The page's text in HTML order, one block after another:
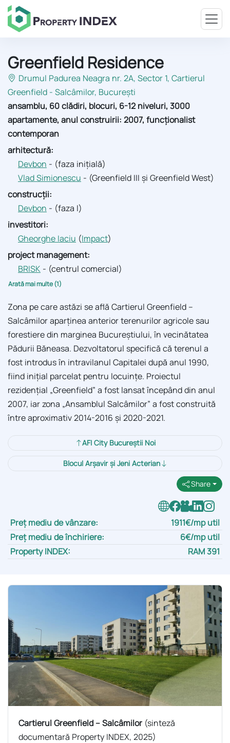
Greenfield Residence
Drumul Padurea Neagra nr. 2A, Sector 1, Cartierul
Greenfield - Salcâmilor, București
ansamblu, 60 clădiri, blocuri, 6-12 niveluri, 3000
apartamente, anul construirii: 2007, funcționalist
contemporan
arhitectură:
Devbon - (faza inițială)
Vlad Simionescu - (Greenfield III și Greenfield West)
construcții:
Devbon - (faza I)
investitori:
Gheorghe Iaciu (Impact)
project management:
BRISK - (centrul comercial)
Arată mai multe (1)
Zona pe care astăzi se află Cartierul Greenfield –
Salcâmilor aparţinea anterior terenurilor agricole sau
forestiere din marginea Bucureştiului, în vecinătatea
Pădurii Băneasa. Dezvoltatorul specifică că terenul a
fost introdus în intravilanul Capitalei după anul 1990,
fiind iniţial parcelat pentru locuinţe. Proiectul
rezidenţial „Greenfield” a fost lansat începând din anul
2007, iar zona „Ansamblul Salcâmilor” a fost construită
între aproximativ 2014-2016 şi 2020-2021.
AFI City Bucureștii Noi
Blocul Arșavir și Jeni Acterian
Share
Preț mediu de vânzare:
1911€/mp util
Preț mediu de închiriere:
6€/mp util
Property INDEX:
RAM 391
Cartierul Greenfield – Salcâmilor (sinteză
documentară Property INDEX, 2025)